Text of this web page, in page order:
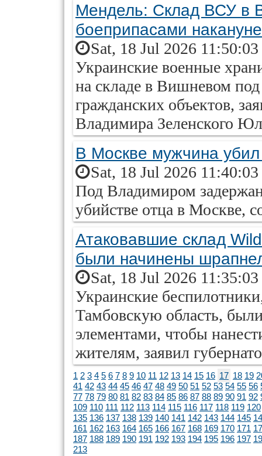
Мендель: Склад ВСУ в
боеприпасами
Sat, 18 Jul 2026
Украинские военные
на складе в Вишневом
гражданских объектов,
Владимира Зеленского
В Москве мужчина убил
Sat, 18 Jul 2026
Под Владимиром
убийстве отца в Москве,
Атаковавшие склад
были начинены
Sat, 18 Jul 2026
Украинские
Тамбовскую область,
элементами, чтобы
жителям, заявил
1 2 3 4 5 6 7 8 9 10 11 12 13 14 15 16 17 18 19
41 42 43 44 45 46 47 48 49 50 51 52 53 54 55 56
77 78 79 80 81 82 83 84 85 86 87 88 89 90 91 92
109 110 111 112 113 114 115 116 117 118 119 120
135 136 137 138 139 140 141 142 143 144 145
161 162 163 164 165 166 167 168 169 170 171
187 188 189 190 191 192 193 194 195 196 197
213